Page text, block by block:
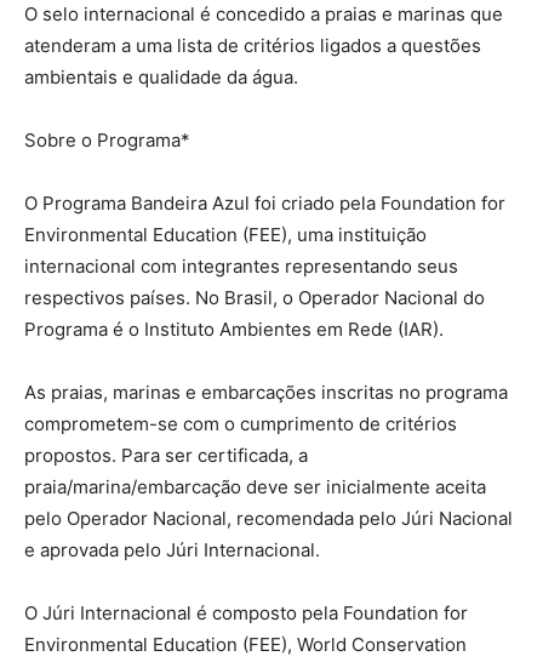
O selo internacional é concedido a praias e marinas que
atenderam a uma lista de critérios ligados a questões
ambientais e qualidade da água.
Sobre o Programa*
O Programa Bandeira Azul foi criado pela Foundation for
Environmental Education (FEE), uma instituição
internacional com integrantes representando seus
respectivos países. No Brasil, o Operador Nacional do
Programa é o Instituto Ambientes em Rede (IAR).
As praias, marinas e embarcações inscritas no programa
comprometem-se com o cumprimento de critérios
propostos. Para ser certificada, a
praia/marina/embarcação deve ser inicialmente aceita
pelo Operador Nacional, recomendada pelo Júri Nacional
e aprovada pelo Júri Internacional.
O Júri Internacional é composto pela Foundation for
Environmental Education (FEE), World Conservation